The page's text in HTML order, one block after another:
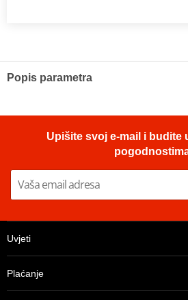
Popis parametra
Upišite svoj e-mail i budite
Uvjeti
Plaćanje